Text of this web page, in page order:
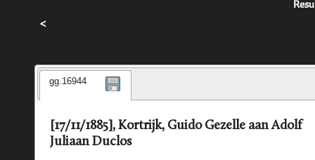
<
gg.16944
[17/11/1885], Kortrijk, Guido Gezelle aan Adolf
Juliaan Duclos